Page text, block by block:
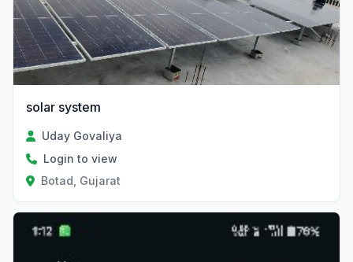
solar system
Uday Govaliya
Login to view
Botad, Gujarat